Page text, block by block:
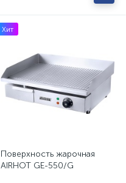
Хит
Поверхность жарочная
AIRHOT GE-550/G